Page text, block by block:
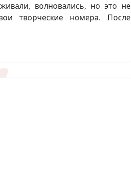
волновались, но это не
творческие номера. После